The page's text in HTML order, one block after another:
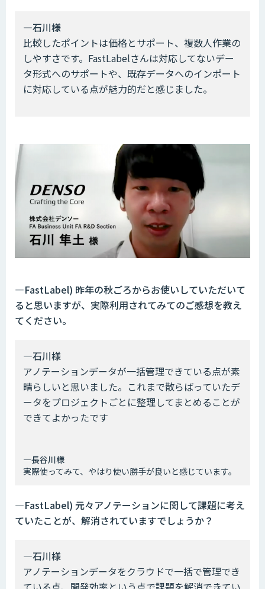
―石川様
比較したポイントは価格とサポート、複数人作業の
しやすさです。FastLabelさんは対応してないデー
タ形式へのサポートや、既存データへのインポート
に対応している点が魅力的だと感じました。
―FastLabel) 昨年の秋ごろからお使いしていただいて
ると思いますが、実際利用されてみてのご感想を教え
てください。
―石川様
アノテーションデータが一括管理できている点が素
晴らしいと思いました。これまで散らばっていたデ
ータをプロジェクトごとに整理してまとめることが
できてよかったです
―長谷川様
実際使ってみて、やはり使い勝手が良いと感じています。
―FastLabel) 元々アノテーションに関して課題に考え
ていたことが、解消されていますでしょうか？
―石川様
アノテーションデータをクラウドで一括で管理でき